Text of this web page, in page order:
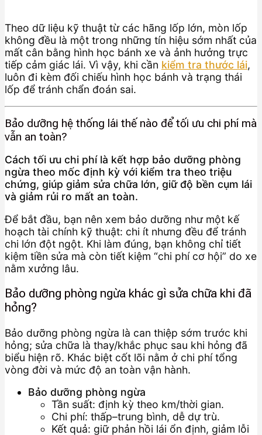
Theo dữ liệu kỹ thuật từ các hãng lốp lớn, mòn lốp
không đều là một trong những tín hiệu sớm nhất của
mất cân bằng hình học bánh xe và ảnh hưởng trực
tiếp cảm giác lái. Vì vậy, khi cần kiểm tra thước lái,
luôn đi kèm đối chiếu hình học bánh và trạng thái
lốp để tránh chẩn đoán sai.
Bảo dưỡng hệ thống lái thế nào để tối ưu chi phí mà
vẫn an toàn?
Cách tối ưu chi phí là kết hợp bảo dưỡng phòng
ngừa theo mốc định kỳ với kiểm tra theo triệu
chứng, giúp giảm sửa chữa lớn, giữ độ bền cụm lái
và giảm rủi ro mất an toàn.
Để bắt đầu, bạn nên xem bảo dưỡng như một kế
hoạch tài chính kỹ thuật: chi ít nhưng đều để tránh
chi lớn đột ngột. Khi làm đúng, bạn không chỉ tiết
kiệm tiền sửa mà còn tiết kiệm “chi phí cơ hội” do xe
nằm xưởng lâu.
Bảo dưỡng phòng ngừa khác gì sửa chữa khi đã
hỏng?
Bảo dưỡng phòng ngừa là can thiệp sớm trước khi
hỏng; sửa chữa là thay/khắc phục sau khi hỏng đã
biểu hiện rõ. Khác biệt cốt lõi nằm ở chi phí tổng
vòng đời và mức độ an toàn vận hành.
Bảo dưỡng phòng ngừa
Tần suất: định kỳ theo km/thời gian.
Chi phí: thấp–trung bình, dễ dự trù.
Kết quả: giữ phản hồi lái ổn định, giảm lỗi